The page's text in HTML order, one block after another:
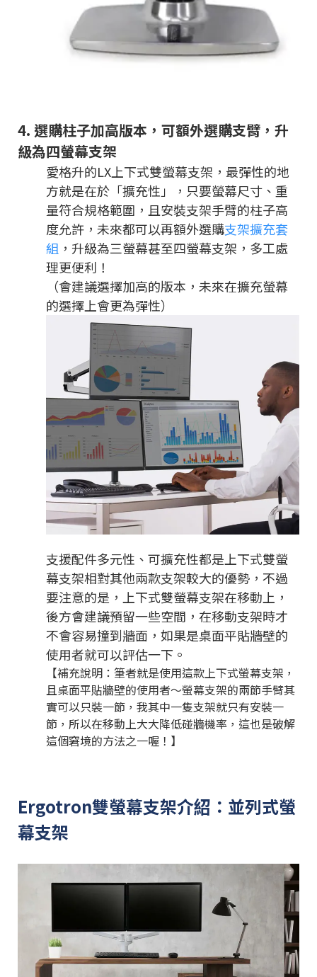
4. 選購柱子加高版本，可額外選購支臂，升
級為四螢幕支架
愛格升的LX上下式雙螢幕支架，最彈性的地
方就是在於「擴充性」，只要螢幕尺寸、重
量符合規格範圍，且安裝支架手臂的柱子高
度允許，未來都可以再額外選購支架擴充套
組 ，升級為三螢幕甚至四螢幕支架，多工處
理更便利！
（會建議選擇加高的版本，未來在擴充螢幕
的選擇上會更為彈性）
支援配件多元性、可擴充性都是上下式雙螢
幕支架相對其他兩款支架較大的優勢，不過
要注意的是，上下式雙螢幕支架在移動上，
後方會建議預留一些空間，在移動支架時才
不會容易撞到牆面，如果是桌面平貼牆壁的
使用者就可以評估一下。
【補充說明：筆者就是使用這款上下式螢幕支架，
且桌面平貼牆壁的使用者～螢幕支架的兩節手臂其
實可以只裝一節，我其中一隻支架就只有安裝一
節，所以在移動上大大降低碰牆機率，這也是破解
這個窘境的方法之一喔！】
Ergotron雙螢幕支架介紹：並列式螢
幕支架